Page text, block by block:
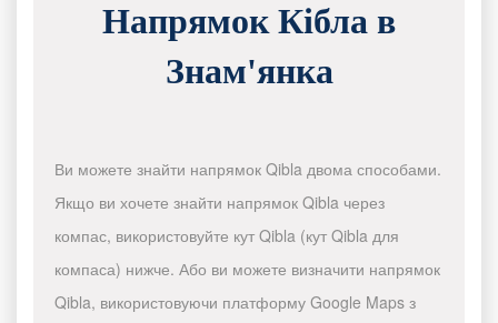
Напрямок Кібла в
Знам'янка
Ви можете знайти напрямок Qibla двома способами.
Якщо ви хочете знайти напрямок Qibla через
компас, використовуйте кут Qibla (кут Qibla для
компаса) нижче. Або ви можете визначити напрямок
Qibla, використовуючи платформу Google Maps з